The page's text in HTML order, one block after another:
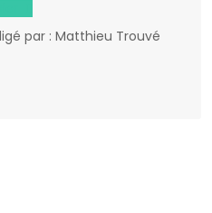
par : Matthieu Trouvé